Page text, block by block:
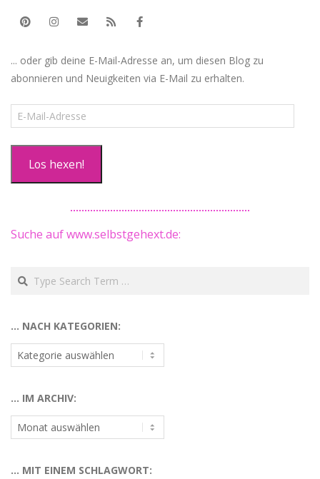
... oder gib deine E-Mail-Adresse an, um diesen Blog zu
abonnieren und Neuigkeiten via E-Mail zu erhalten.
E-
Mail-
Los hexen!
Suche auf www.selbstgehext.de:
Search
… NACH KATEGORIEN:
…
nach
… IM ARCHIV:
…
im
… MIT EINEM SCHLAGWORT: